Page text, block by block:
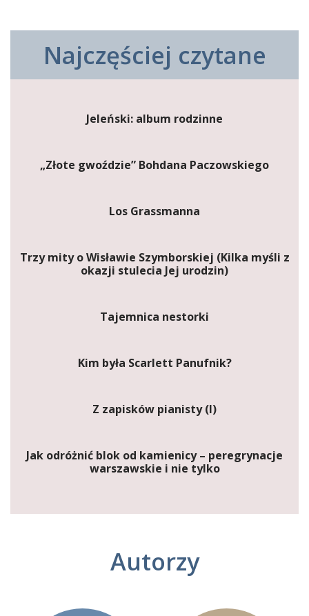
Najczęściej czytane
Jeleński: album rodzinne
„Złote gwoździe” Bohdana Paczowskiego
Los Grassmanna
Trzy mity o Wisławie Szymborskiej (Kilka myśli z
okazji stulecia Jej urodzin)
Tajemnica nestorki
Kim była Scarlett Panufnik?
Z zapisków pianisty (I)
Jak odróżnić blok od kamienicy – peregrynacje
warszawskie i nie tylko
Autorzy